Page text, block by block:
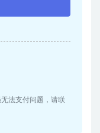
法支付问题，请联